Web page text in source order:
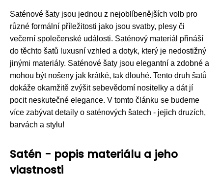
Saténové šaty jsou jednou z nejoblíbenějších volb pro
různé formální příležitosti jako jsou svatby, plesy či
večerní společenské události. Saténový materiál přináší
do těchto šatů luxusní vzhled a dotyk, který je nedostižný
jinými materiály. Saténové šaty jsou elegantní a zdobné a
mohou být nošeny jak krátké, tak dlouhé. Tento druh šatů
dokáže okamžitě zvýšit sebevědomí nositelky a dát jí
pocit neskutečné elegance. V tomto článku se budeme
více zabývat detaily o saténových šatech - jejich druzích,
barvách a stylu!
Satén - popis materiálu a jeho
vlastnosti